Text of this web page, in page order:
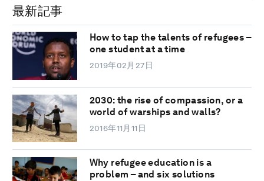
最新記事
How to tap the talents of refugees –
one student at a time
2019年02月27日
2030: the rise of compassion, or a
world of warships and walls?
2016年11月11日
Why refugee education is a
problem – and six solutions